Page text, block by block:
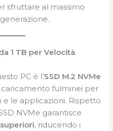
sfruttare al massimo
1 TB per Velocità
PC è l’SSD M.2 NVMe
fulminei per
e le applicazioni. Rispetto
NVMe garantisce
, riducendo i